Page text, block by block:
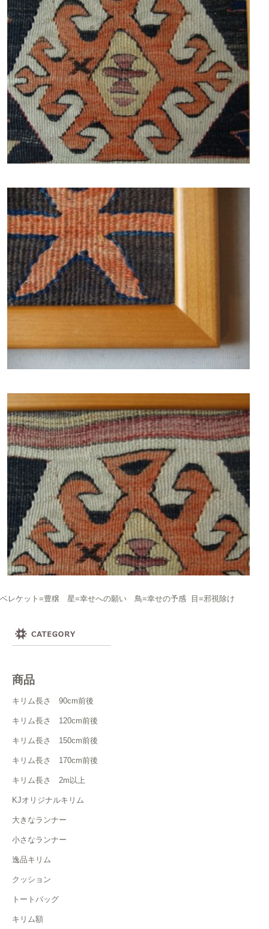
商品
キリム長さ 90cm前後
キリム長さ 120cm前後
キリム長さ 150cm前後
キリム長さ 170cm前後
キリム長さ 2m以上
KJオリジナルキリム
大きなランナー
小さなランナー
逸品キリム
クッション
トートバッグ
キリム額
ベレケット=豊穣 星=幸せへの願い 鳥=幸せの予感 目=邪視除け